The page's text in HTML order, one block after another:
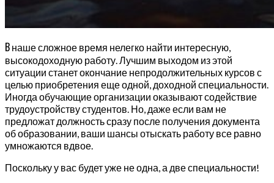
В наше сложное время нелегко найти интересную,
высокодоходную работу. Лучшим выходом из этой
ситуации станет окончание непродолжительных курсов с
целью приобретения еще одной, доходной специальности.
Иногда обучающие организации оказывают содействие
трудоустройству студентов. Но, даже если вам не
предложат должность сразу после получения документа
об образовании, ваши шансы отыскать работу все равно
умножаются вдвое.
Поскольку у вас будет уже не одна, а две специальности!